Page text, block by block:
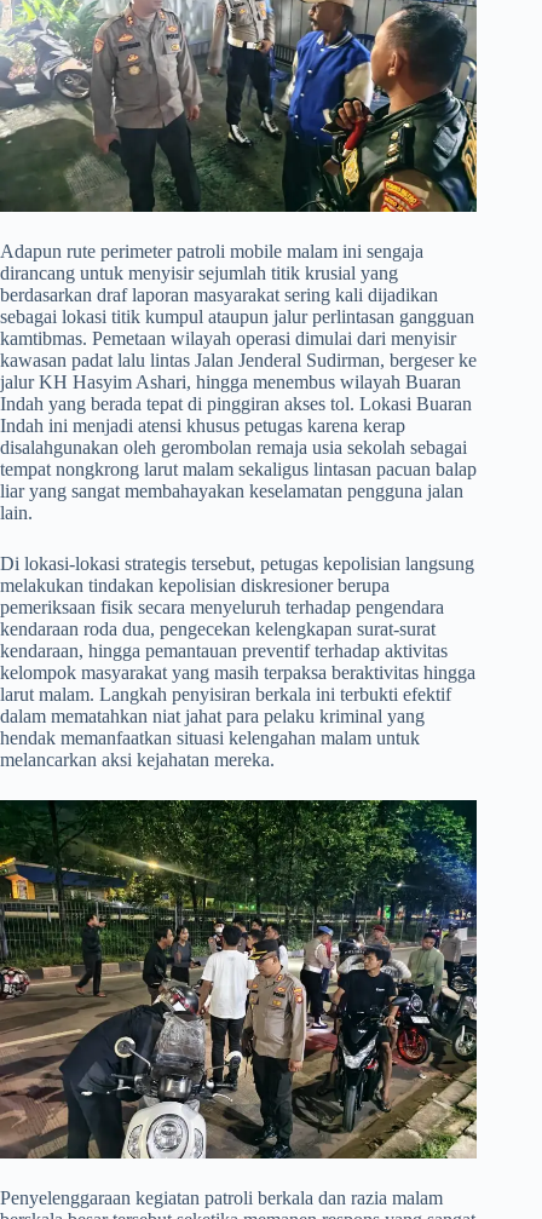
​Adapun rute perimeter patroli mobile malam ini sengaja
dirancang untuk menyisir sejumlah titik krusial yang
berdasarkan draf laporan masyarakat sering kali dijadikan
sebagai lokasi titik kumpul ataupun jalur perlintasan gangguan
kamtibmas. Pemetaan wilayah operasi dimulai dari menyisir
kawasan padat lalu lintas Jalan Jenderal Sudirman, bergeser ke
jalur KH Hasyim Ashari, hingga menembus wilayah Buaran
Indah yang berada tepat di pinggiran akses tol. Lokasi Buaran
Indah ini menjadi atensi khusus petugas karena kerap
disalahgunakan oleh gerombolan remaja usia sekolah sebagai
tempat nongkrong larut malam sekaligus lintasan pacuan balap
liar yang sangat membahayakan keselamatan pengguna jalan
lain.
​Di lokasi-lokasi strategis tersebut, petugas kepolisian langsung
melakukan tindakan kepolisian diskresioner berupa
pemeriksaan fisik secara menyeluruh terhadap pengendara
kendaraan roda dua, pengecekan kelengkapan surat-surat
kendaraan, hingga pemantauan preventif terhadap aktivitas
kelompok masyarakat yang masih terpaksa beraktivitas hingga
larut malam. Langkah penyisiran berkala ini terbukti efektif
dalam mematahkan niat jahat para pelaku kriminal yang
hendak memanfaatkan situasi kelengahan malam untuk
melancarkan aksi kejahatan mereka.
​Penyelenggaraan kegiatan patroli berkala dan razia malam